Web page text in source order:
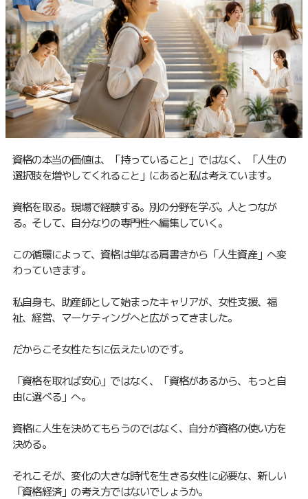
資格の本当の価値は、「持っていること」ではなく、「人生の
選択肢を増やしてくれること」にあると私は考えています。
資格を取る。現場で経験する。別の分野を学ぶ。人とつなが
る。そして、自分なりの専門性へ編集していく。
この循環によって、資格は単なる肩書きから「人生資産」へ変
わっていきます。
私自身も、助産師として始まったキャリアが、女性支援、福
祉、経営、マーケティングへと広がってきました。
だからこそ女性たちに伝えたいのです。
「資格を取れば安心」ではなく、「資格があるから、もっと自
由に選べる」へ。
資格に人生を決めてもらうのではなく、自分が資格の使い方を
決める。
それこそが、変化の大きな時代を生きる女性に必要な、新しい
「資格経済」の考え方ではないでしょうか。